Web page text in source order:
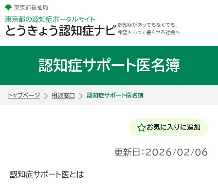
東京都の認知症ポータルサイト
とうきょう認知症ナビ 認知症があってもなくても、
希望をもって暮らせる社会へ
認知症サポート医名簿
トップページ 相談窓口 認知症サポート医名簿
お気に入りに追加
更新日： 2026/02/06
認知症サポート医とは